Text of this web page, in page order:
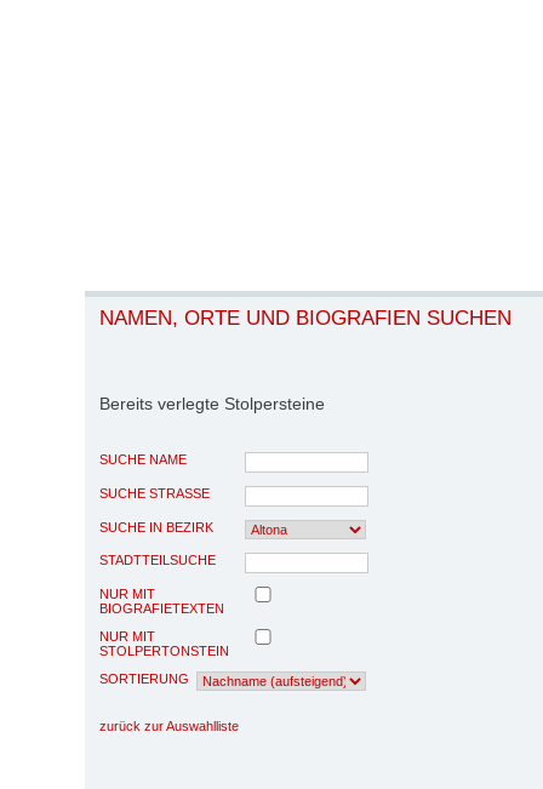
NAMEN, ORTE UND BIOGRAFIEN SUCHEN
Bereits verlegte Stolpersteine
SUCHE NAME
SUCHE STRASSE
SUCHE IN BEZIRK
STADTTEILSUCHE
NUR MIT
BIOGRAFIETEXTEN
NUR MIT
STOLPERTONSTEIN
SORTIERUNG
zurück zur Auswahlliste